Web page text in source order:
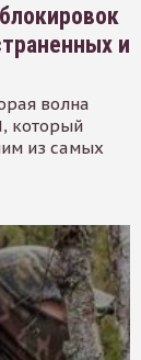
и
волна
который
из самых